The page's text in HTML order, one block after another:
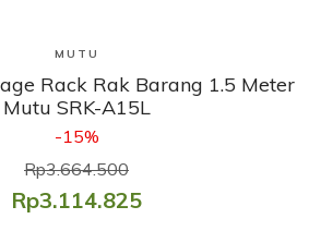
Lihat Produk
MUTU
Rack Rak Barang 1.5 Meter
Mutu SRK-A15L
-15%
Rp3.664.500
Rp3.114.825